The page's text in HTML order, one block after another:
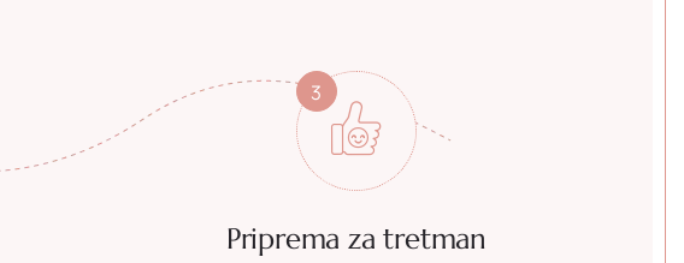
3
Priprema za tretman